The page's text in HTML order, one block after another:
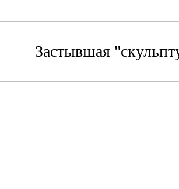
Застывшая